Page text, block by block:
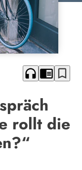
headphones chrome_reader_mode bookmark_border
rollt die